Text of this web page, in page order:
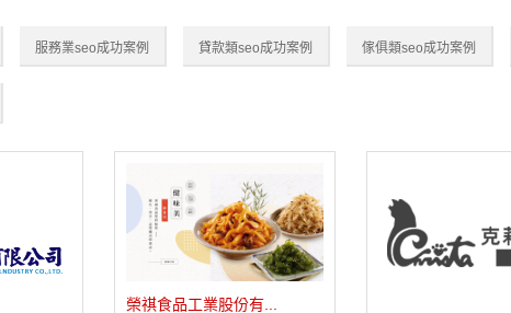
服務業seo成功案例 貸款類seo成功案例 傢俱類seo成功案例
榮祺食品工業股份有...